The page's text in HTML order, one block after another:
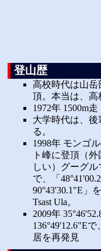
登山歴
高校時代は山
頂。本当は、
1972年 1500m走
大学時代は、
る。
1998年 モンゴ
ト峰に登頂（外
しい） グーグル
で、「
90°43'30.1"E」
Tsast Ula。
2009年
136°49'12.6"E
居を再発見